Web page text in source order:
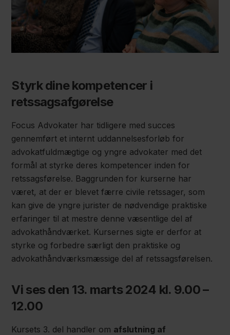
Styrk dine kompetencer i
retssagsafgørelse
Focus Advokater har tidligere med succes
gennemført et internt uddannelsesforløb for
advokatfuldmægtige og yngre advokater med det
formål at styrke deres kompetencer inden for
retssagsførelse. Baggrunden for kurserne har
været, at der er blevet færre civile retssager, som
kan give de yngre jurister de nødvendige praktiske
erfaringer til at mestre denne væsentlige del af
advokathåndværket. Kursernes sigte er derfor at
styrke og forbedre særligt den praktiske og
advokathåndværksmæssige del af retssagsførelsen.
Vi ses den 13. marts 2024 kl. 9.00 –
12.00
Kursets 3. del handler om afslutning af